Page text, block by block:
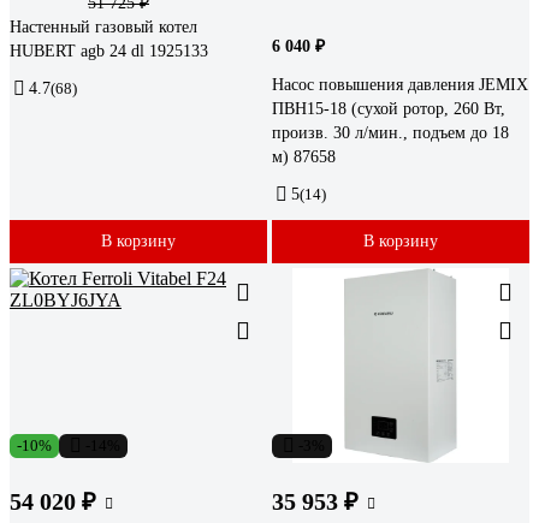
Настенный газовый котел
HUBERT agb 24 dl 1925133
4.7(68)
В корзину
6 040 ₽
Насос повышения давления JEMIX
ПВН15-18 (сухой ротор, 260 Вт,
произв. 30 л/мин., подъем до 18
м) 87658
5(14)
В корзину
-10%
54 020 ₽ 35 953 ₽